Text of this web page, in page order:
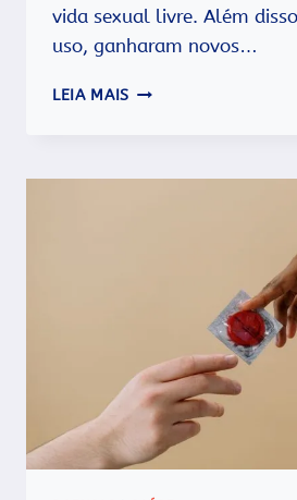
vida sexual livre. Além
uso, ganharam novos…
LEIA MAIS POR
ANTICONCEPCIONAL.